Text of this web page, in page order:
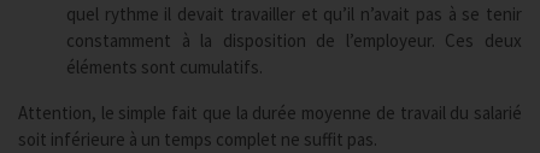
quel rythme il devait travailler et qu’il n’avait pas à se tenir
constamment à la disposition de l’employeur. Ces deux
éléments sont cumulatifs.
Attention, le simple fait que la durée moyenne de travail du salarié
soit inférieure à un temps complet ne suffit pas.